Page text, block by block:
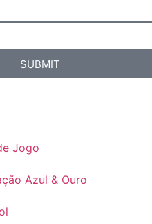
SUBMIT
Jogo
Azul & Ouro